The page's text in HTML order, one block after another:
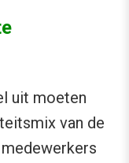
uit moeten
van de